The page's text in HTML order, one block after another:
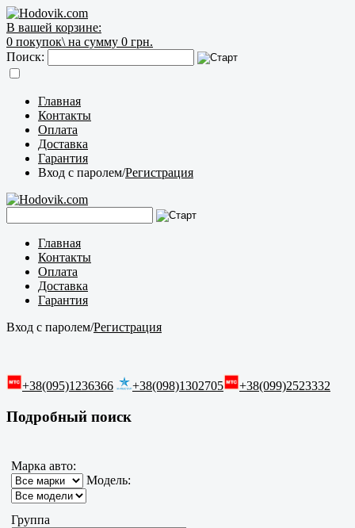
В вашей корзине:
0 покупок\ на сумму 0 грн.
Поиск:
Главная
Контакты
Оплата
Доставка
Гарантия
Вход с паролем/Регистрация
Главная
Контакты
Оплата
Доставка
Гарантия
Вход с паролем/Регистрация
+38(095)1236366 +38(098)1302705 +38(099)2523332
Подробный поиск
Марка авто:
Модель:
Группа